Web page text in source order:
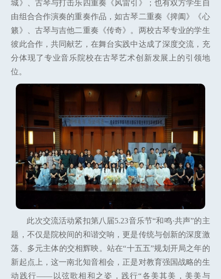
城》、古琴与打击乐四重奏《风雷引》；也有双方学生自
由组合合作演奏的重奏作品，如古琴二重奏《捭阖》《心
籁》、古琴与吉他二重奏《传奇》。两校古琴专业的学生
彼此合作，共同献艺，在舞台实践中达成了深度交流，充
分体现了专业音乐院校在古琴艺术创新发展上的引领地
位。
此次交流活动紧扣第八届5.23音乐节“和鸣·共声”的主
题，不仅是院校间的和谐交响，更是传统与创新的深度激
荡、多元主体的交相辉映。站在“十五五”规划开局之年的
新起点上，这一南北知音相会，正是对教育强国战略的生
动践行——以弦歌相和之姿，践行“各美其美，美美与